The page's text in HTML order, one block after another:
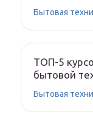
Бытовая
ТОП-5
бытовой
Бытовая